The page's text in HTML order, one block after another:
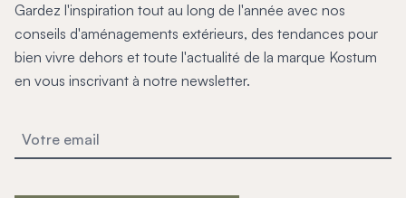
Gardez l'inspiration tout au long de l'année avec nos
conseils d'aménagements extérieurs, des tendances pour
bien vivre dehors et toute l'actualité de la marque Kostum
en vous inscrivant à notre newsletter.